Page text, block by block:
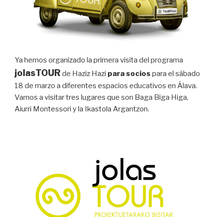
Ya hemos organizado la primera visita del programa
jolasTOURde Haziz Hazi para socios para el sábado
18 de marzo a diferentes espacios educativos en Álava.
Vamos a visitar tres lugares que son Baga Biga Higa,
Aiurri Montessori y la Ikastola Argantzon.